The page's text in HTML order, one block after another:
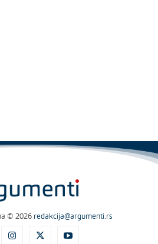
© 2026 redakcija@argumenti.rs